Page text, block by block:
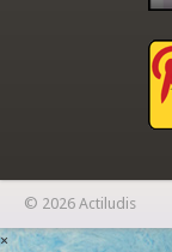
© 2026 Actiludis
×